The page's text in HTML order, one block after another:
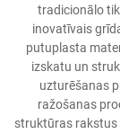
tradicionālo
inovatīvais
putuplasta
izskatu un
uzturēšanas
ražošanas
struktūras rakstus